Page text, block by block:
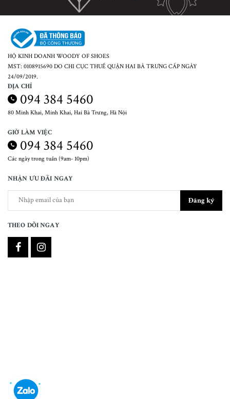
HỘ KINH DOANH WOODY OF SHOES
MST: 0108915690 DO CHI CỤC THUẾ QUẬN HAI BÀ TRƯNG CẤP NGÀY
24/09/2019.
ĐỊA CHỈ
094 384 5460
80 Minh Khai, Minh Khai, Hai Bà Trưng, Hà Nội
GIỜ LÀM VIỆC
094 384 5460
Các ngày trong tuần (9am- 10pm)
NHẬN ƯU ĐÃI NGAY
Đăng ký
THEO DÕI NGAY